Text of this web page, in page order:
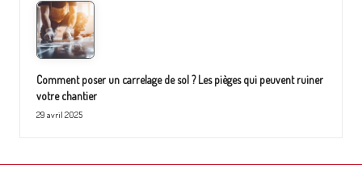
Comment poser un carrelage de sol ? Les pièges qui peuvent ruiner
votre chantier
29 avril 2025